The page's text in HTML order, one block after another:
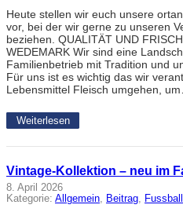
Heute stellen wir euch unsere
vor, bei der wir gerne zu unseren
beziehen. QUALITÄT UND
WEDEMARK Wir sind eine
Familienbetrieb mit Tradition und
Für uns ist es wichtig das wir
Lebensmittel Fleisch umgehen,
Weiterlesen
Vintage-Kollektion – neu im
8. April 2026
Kategorie: Allgemein, Beitrag, Fussball